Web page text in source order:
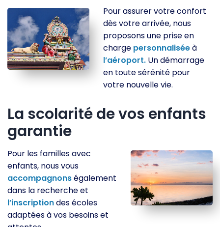
Pour assurer votre confort
dès votre arrivée, nous
proposons une prise en
charge personnaliséeà
l’aéroport. Un démarrage
en toute sérénité pour
votre nouvelle vie.
La scolarité de vos enfants
garantie
Pour les familles avec
enfants, nous vous
accompagnonségalement
dans la recherche et
l’inscriptiondes écoles
adaptées à vos besoins et